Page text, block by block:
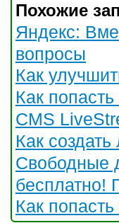
Похожие
Яндекс:
вопросы
Как
Как
CMS
Как
Свободные
бесплатно!
Как